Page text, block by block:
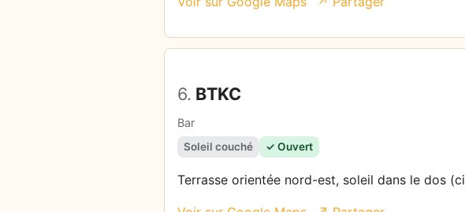
6. BTKC
Bar
Soleil couché ✓ Ouvert
Terrasse orientée nord-est, soleil dans le dos